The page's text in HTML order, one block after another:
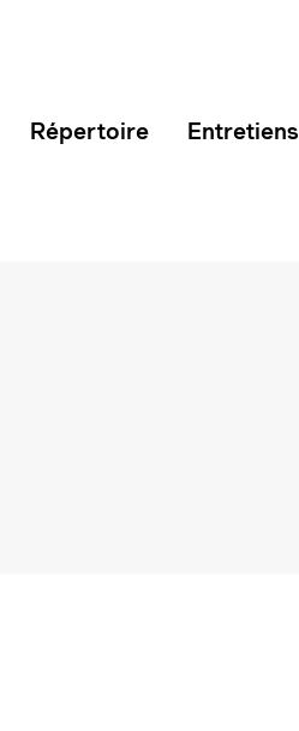
Répertoire Entretiens